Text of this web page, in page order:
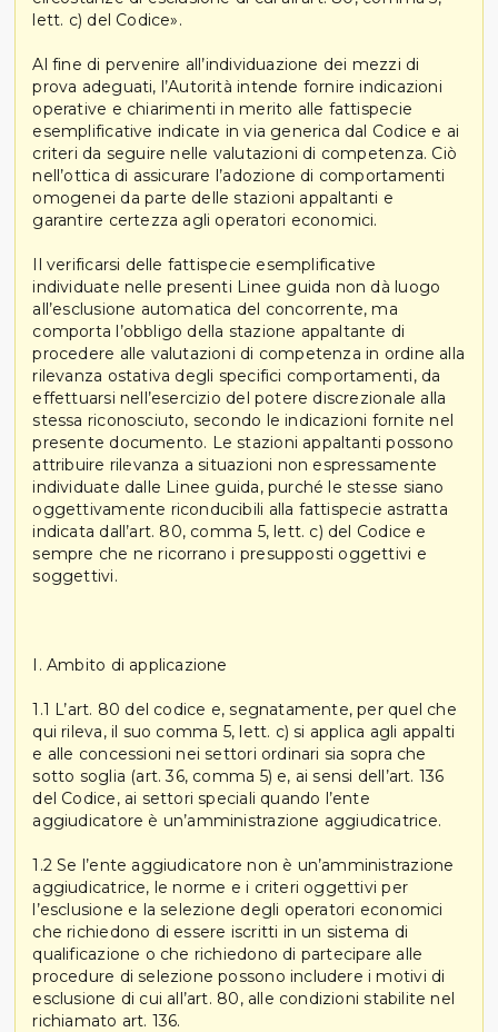
lett. c) del Codice».
Al fine di pervenire all’individuazione dei mezzi di
prova adeguati, l’Autorità intende fornire indicazioni
operative e chiarimenti in merito alle fattispecie
esemplificative indicate in via generica dal Codice e ai
criteri da seguire nelle valutazioni di competenza. Ciò
nell’ottica di assicurare l’adozione di comportamenti
omogenei da parte delle stazioni appaltanti e
garantire certezza agli operatori economici.
Il verificarsi delle fattispecie esemplificative
individuate nelle presenti Linee guida non dà luogo
all’esclusione automatica del concorrente, ma
comporta l’obbligo della stazione appaltante di
procedere alle valutazioni di competenza in ordine alla
rilevanza ostativa degli specifici comportamenti, da
effettuarsi nell’esercizio del potere discrezionale alla
stessa riconosciuto, secondo le indicazioni fornite nel
presente documento. Le stazioni appaltanti possono
attribuire rilevanza a situazioni non espressamente
individuate dalle Linee guida, purché le stesse siano
oggettivamente riconducibili alla fattispecie astratta
indicata dall’art. 80, comma 5, lett. c) del Codice e
sempre che ne ricorrano i presupposti oggettivi e
soggettivi.
I. Ambito di applicazione
1.1 L’art. 80 del codice e, segnatamente, per quel che
qui rileva, il suo comma 5, lett. c) si applica agli appalti
e alle concessioni nei settori ordinari sia sopra che
sotto soglia (art. 36, comma 5) e, ai sensi dell’art. 136
del Codice, ai settori speciali quando l’ente
aggiudicatore è un’amministrazione aggiudicatrice.
1.2 Se l’ente aggiudicatore non è un’amministrazione
aggiudicatrice, le norme e i criteri oggettivi per
l’esclusione e la selezione degli operatori economici
che richiedono di essere iscritti in un sistema di
qualificazione o che richiedono di partecipare alle
procedure di selezione possono includere i motivi di
esclusione di cui all’art. 80, alle condizioni stabilite nel
richiamato art. 136.